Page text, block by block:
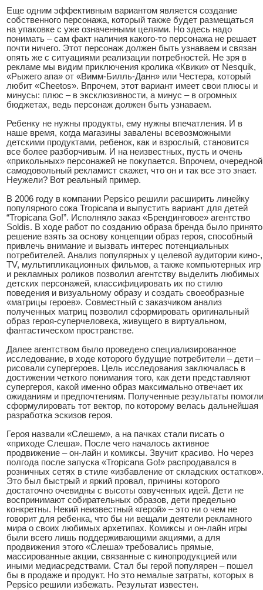
Еще одним эффективным вариантом является создание
собственного персонажа, который также будет размещаться
на упаковке с уже означенными целями. Но здесь надо
понимать – сам факт наличия какого-то персонажа не решает
почти ничего. Этот персонаж должен быть узнаваем и связан
опять же с ситуациями реализации потребностей. Не зря в
рекламе мы видим приключения кролика «Квики» от Nesquik,
«Рыжего апа» от «Вимм-Билль-Данн» или Честера, который
любит «Cheetos». Впрочем, этот вариант имеет свои плюсы и
минусы: плюс – в эксклюзивности, а минус – в огромных
бюджетах, ведь персонаж должен быть узнаваем.
Ребенку не нужны продукты, ему нужны впечатления. И в
наше время, когда магазины завалены всевозможными
детскими продуктами, ребенок, как и взрослый, становится
все более разборчивым. И на неизвестных, пусть и очень
«прикольных» персонажей не покупается. Впрочем, очередной
самодовольный рекламист скажет, что он и так все это знает.
Неужели? Вот реальный пример.
В 2006 году в компании Pepsico решили расширить линейку
популярного сока Tropicana и выпустить вариант для детей
“Tropicana Go!”. Исполняло заказ «Брендинговое» агентство
Soldis. В ходе работ по созданию образа бренда было принято
решение взять за основу концепции образ героя, способный
привлечь внимание и вызвать интерес потенциальных
потребителей. Анализ популярных у целевой аудитории кино-,
TV, мультипликационных фильмов, а также компьютерных игр
и рекламных роликов позволил агентству выделить любимых
детских персонажей, классифицировать их по стилю
поведения и визуальному образу и создать своеобразные
«матрицы героев». Совместный с заказчиком анализ
полученных матриц позволил сформировать оригинальный
образ героя-суперчеловека, живущего в виртуальном,
фантастическом пространстве.
Далее агентством было проведено специализированное
исследование, в ходе которого будущие потребители – дети –
рисовали супергероев. Цель исследования заключалась в
достижении четкого понимания того, как дети представляют
супергероя, какой именно образ максимально отвечает их
ожиданиям и предпочтениям. Полученные результаты помогли
сформулировать тот вектор, по которому велась дальнейшая
разработка эскизов героя.
Героя назвали «Слешем», а на пачках стали писать о
«приходе Слеша». После чего началось активное
продвижение – он-лайн и комиксы. Звучит красиво. Но через
полгода после запуска «Tropicana Go!» распродавался в
розничных сетях в стиле «избавление от складских остатков».
Это был быстрый и яркий провал, причины которого
достаточно очевидны с высоты озвученных идей. Дети не
воспринимают собирательных образов, дети предельно
конкретны. Некий неизвестный «герой» – это ни о чем не
говорит для ребенка, что бы ни вещали деятели рекламного
мира о своих любимых архетипах. Комиксы и он-лайн игры
были всего лишь поддерживающими акциями, а для
продвижения этого «Слеша» требовались прямые,
массированные акции, связанные с кинопродукцией или
иными медиасредствами. Стал бы герой популярен – пошел
бы в продаже и продукт. Но это немалые затраты, которых в
Pepsico решили избежать. Результат известен.